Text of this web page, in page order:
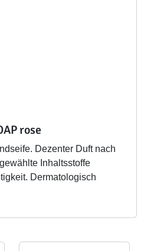
rose
Dezenter Duft nach
Inhaltsstoffe
Dermatologisch